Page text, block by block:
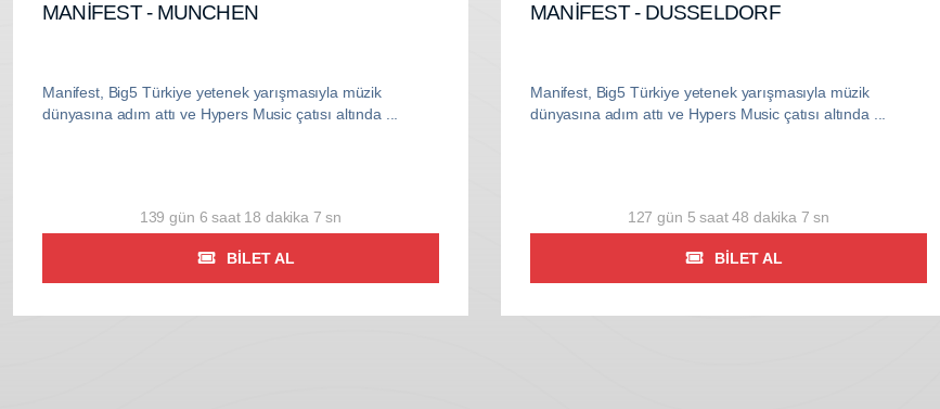
MANİFEST - MUNCHEN
Manifest, Big5 Türkiye yetenek yarışmasıyla müzik
dünyasına adım attı ve Hypers Music çatısı altında ...
139 gün 6 saat 18 dakika 5 sn
BILET AL
MANİFEST - DUSSELDORF
Manifest, Big5 Türkiye yetenek yarışmasıyla müzik
dünyasına adım attı ve Hypers Music çatısı altında ...
127 gün 5 saat 48 dakika 5 sn
BILET AL